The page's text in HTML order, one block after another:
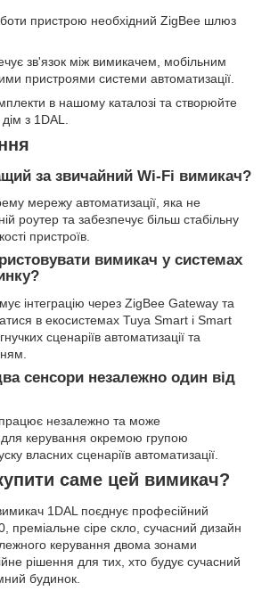
пристрою необхідний ZigBee шлюз
зв'язок між вимикачем, мобільним
пристроями системи автоматизації.
в нашому каталозі та створюйте
з 1DAL.
за звичайний Wi-Fi вимикач?
мережу автоматизації, яка не
роутер та забезпечує більш стабільну
пристроїв.
вимикач у системах
інтеграцію через ZigBee Gateway та
в екосистемах Tuya Smart і Smart
сценаріїв автоматизації та
сенсори незалежно один від
незалежно та може
для керування окремою групою
власних сценаріїв автоматизації.
саме цей вимикач?
1DAL поєднує професійний
преміальне сіре скло, сучасний дизайн
керування двома зонами
рішення для тих, хто будує сучасний
будинок.